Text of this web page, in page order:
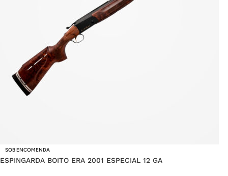
SOB ENCOMENDA
ESPINGARDA BOITO ERA 2001 ESPECIAL 12 GA